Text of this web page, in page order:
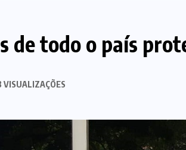
de todo o país
VISUALIZAÇÕES